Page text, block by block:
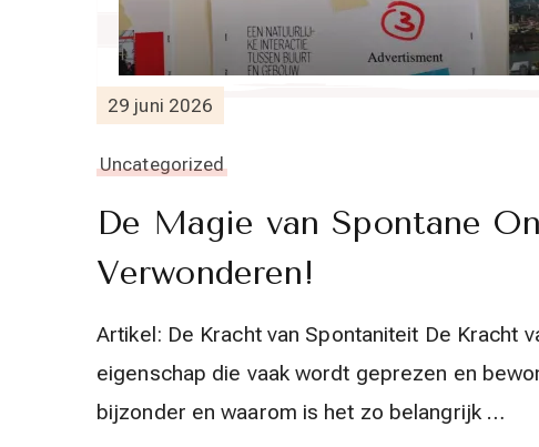
29 juni 2026
Uncategorized
De Magie van Spontane
Verwonderen!
Artikel: De Kracht van Spontaniteit De Kracht
eigenschap die vaak wordt geprezen en
bijzonder en waarom is het zo belangrijk …